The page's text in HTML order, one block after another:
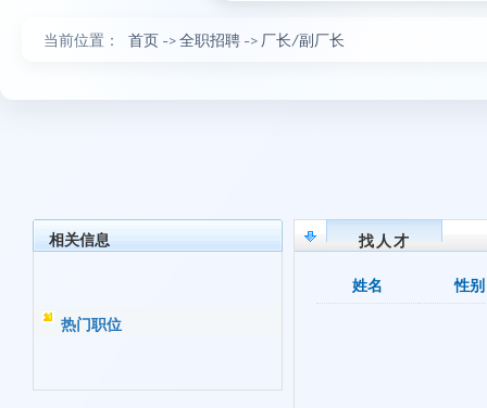
当前位置： 首页 ->全职招聘 -> 厂长/副厂长
相关信息
热门职位
找人才
姓名 性别